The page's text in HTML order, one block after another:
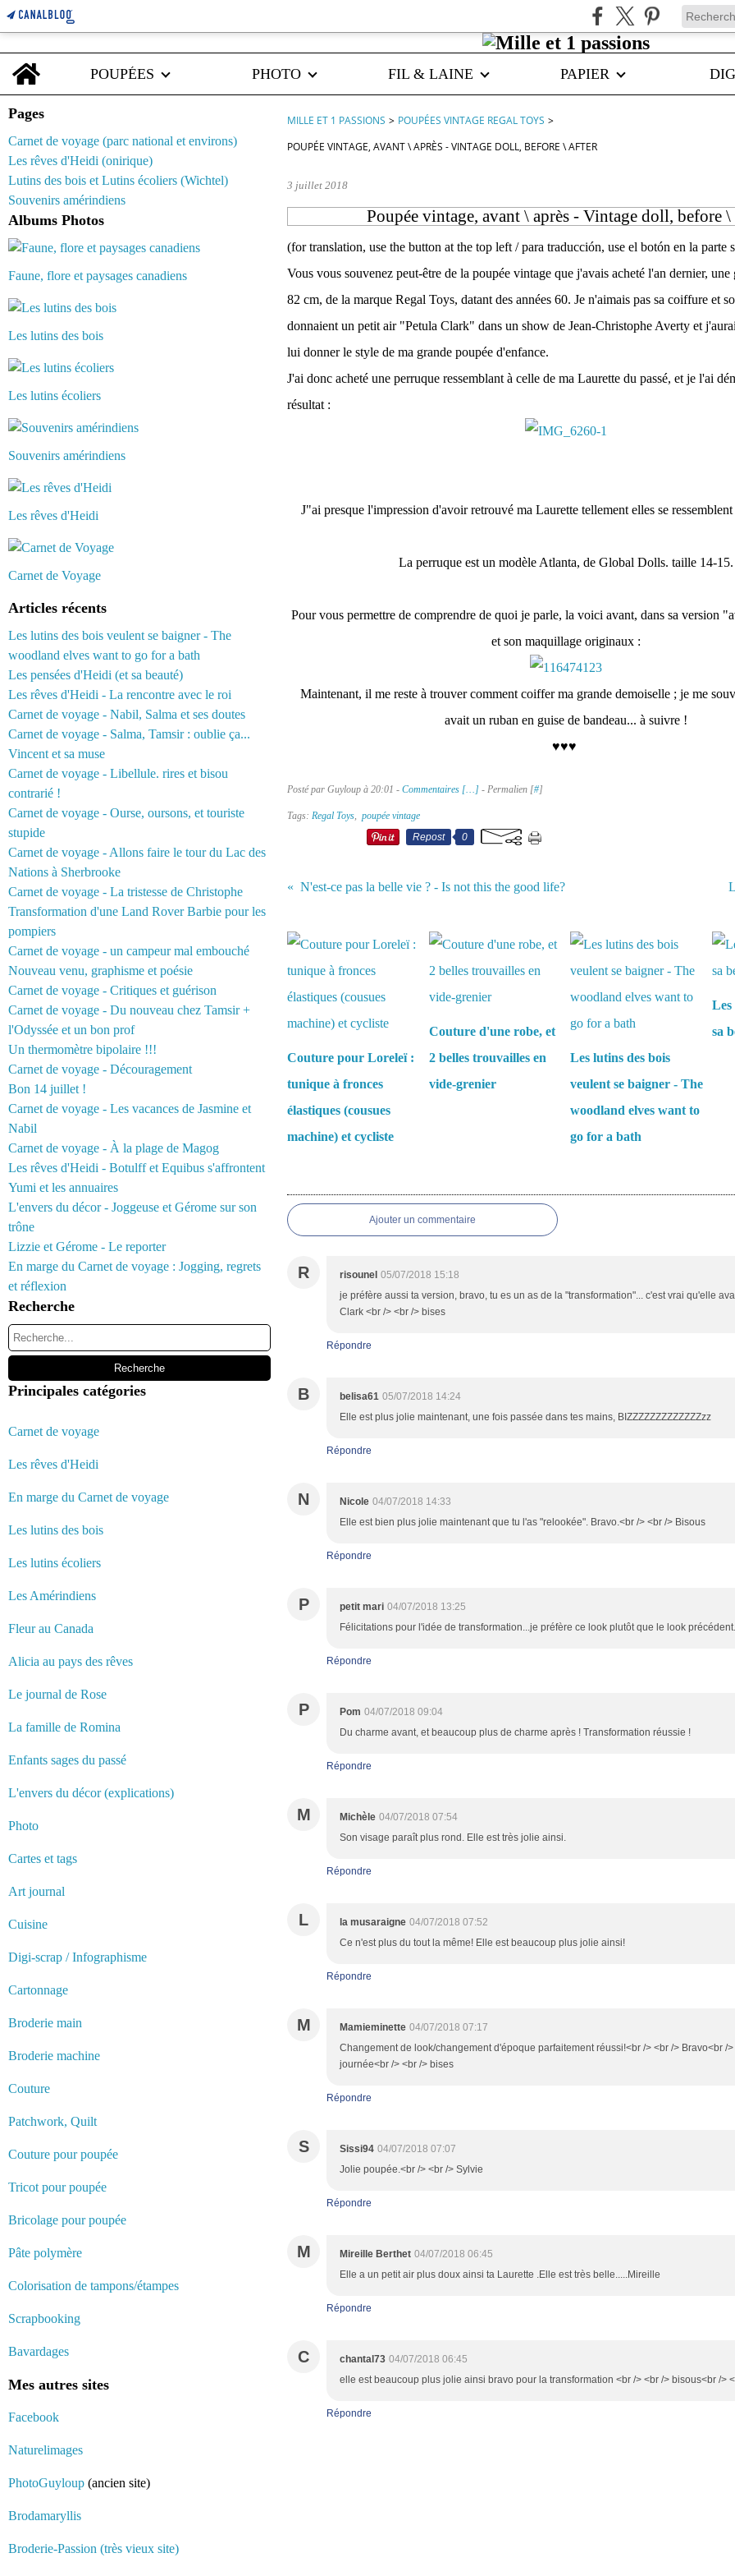
Home
POUPÉES
PHOTO FIL & LAINE PAPIER
Pages
Carnet de voyage (parc national et environs)
Les rêves d'Heidi (onirique)
Lutins des bois et Lutins écoliers (Wichtel)
Souvenirs amérindiens
Albums Photos
Faune, flore et paysages canadiens
Les lutins des bois
Les lutins écoliers
Souvenirs amérindiens
Les rêves d'Heidi
Carnet de Voyage
Articles récents
Les lutins des bois veulent se baigner - The
woodland elves want to go for a bath
Les pensées d'Heidi (et sa beauté)
Les rêves d'Heidi - La rencontre avec le roi
Carnet de voyage - Nabil, Salma et ses doutes
Carnet de voyage - Salma, Tamsir : oublie ça...
Vincent et sa muse
Carnet de voyage - Libellule. rires et bisou
contrarié !
Carnet de voyage - Ourse, oursons, et touriste
stupide
Carnet de voyage - Allons faire le tour du Lac des
Nations à Sherbrooke
Carnet de voyage - La tristesse de Christophe
Transformation d'une Land Rover Barbie pour les
pompiers
Carnet de voyage - un campeur mal embouché
Nouveau venu, graphisme et poésie
Carnet de voyage - Critiques et guérison
Carnet de voyage - Du nouveau chez Tamsir +
l'Odyssée et un bon prof
Un thermomètre bipolaire !!!
Carnet de voyage - Découragement
Bon 14 juillet !
Carnet de voyage - Les vacances de Jasmine et
Nabil
Carnet de voyage - À la plage de Magog
Les rêves d'Heidi - Botulff et Equibus s'affrontent
Yumi et les annuaires
L'envers du décor - Joggeuse et Gérome sur son
trône
Lizzie et Gérome - Le reporter
En marge du Carnet de voyage : Jogging, regrets
et réflexion
Recherche
Principales catégories
Carnet de voyage
Les rêves d'Heidi
En marge du Carnet de voyage
Les lutins des bois
Les lutins écoliers
Les Amérindiens
Fleur au Canada
Alicia au pays des rêves
Le journal de Rose
La famille de Romina
Enfants sages du passé
L'envers du décor (explications)
Photo
Cartes et tags
Art journal
Cuisine
Digi-scrap / Infographisme
Cartonnage
Broderie main
Broderie machine
Couture
Patchwork, Quilt
Couture pour poupée
Tricot pour poupée
Bricolage pour poupée
Pâte polymère
Colorisation de tampons/étampes
Scrapbooking
Bavardages
Mes autres sites
Facebook
Naturelimages
PhotoGuyloup (ancien site)
Brodamaryllis
Broderie-Passion (très vieux site)
MILLE ET 1 PASSIONS > POUPÉES VINTAGE REGAL TOYS >
POUPÉE VINTAGE, AVANT \ APRÈS - VINTAGE DOLL, BEFORE \ AFTER
3 juillet 2018
Poupée vintage, avant \ après - Vintage doll, before \
(for translation, use the button at the top left / para traducción, use el botón en la parte
Vous vous souvenez peut-être de la poupée vintage que j'avais acheté l'an dernier, une
82 cm, de la marque Regal Toys, datant des années 60. Je n'aimais pas sa coiffure et
donnaient un petit air "Petula Clark" dans un show de Jean-Christophe Averty et
lui donner le style de ma grande poupée d'enfance.
J'ai donc acheté une perruque ressemblant à celle de ma Laurette du passé, et je l'ai
résultat :
J"ai presque l'impression d'avoir retrouvé ma Laurette tellement elles se ressemblent
La perruque est un modèle Atlanta, de Global Dolls. taille 14-15.
Pour vous permettre de comprendre de quoi je parle, la voici avant, dans sa version
et son maquillage originaux :
Maintenant, il me reste à trouver comment coiffer ma grande demoiselle ; je me
avait un ruban en guise de bandeau... à suivre !
♥♥♥
Posté par Guyloup à 20:01 - Commentaires […] - Permalien [#]
Tags: Regal Toys, poupée vintage
Repost
0
N'est-ce pas la belle vie ? - Is not this the good life?
Couture pour Loreleï :
tunique à fronces
élastiques (cousues
machine) et cycliste
Couture d'une robe, et
2 belles trouvailles en
vide-grenier
Les lutins des bois
veulent se baigner - The
woodland elves want to
go for a bath
Les
sa
Ajouter un commentaire
R risounel 05/07/2018 15:18
je préfère aussi ta version, bravo, tu es un as de la "transformation"... c'est vrai qu'elle
Clark <br /> <br /> bises
Répondre
B belisa61 05/07/2018 14:24
Elle est plus jolie maintenant, une fois passée dans tes mains, BIZZZZZZZZZZZZZzz
Répondre
N Nicole 04/07/2018 14:33
Elle est bien plus jolie maintenant que tu l'as "relookée". Bravo.<br /> <br /> Bisous
Répondre
P petit mari 04/07/2018 13:25
Félicitations pour l'idée de transformation...je préfère ce look plutôt que le look
Répondre
P Pom 04/07/2018 09:04
Du charme avant, et beaucoup plus de charme après ! Transformation réussie !
Répondre
M Michèle 04/07/2018 07:54
Son visage paraît plus rond. Elle est très jolie ainsi.
Répondre
L la musaraigne 04/07/2018 07:52
Ce n'est plus du tout la même! Elle est beaucoup plus jolie ainsi!
Répondre
M Mamieminette 04/07/2018 07:17
Changement de look/changement d'époque parfaitement réussi!<br /> <br /> Bravo<br /
journée<br /> <br /> bises
Répondre
S Sissi94 04/07/2018 07:07
Jolie poupée.<br /> <br /> Sylvie
Répondre
M Mireille Berthet 04/07/2018 06:45
Elle a un petit air plus doux ainsi ta Laurette .Elle est très belle.....Mireille
Répondre
C chantal73 04/07/2018 06:45
elle est beaucoup plus jolie ainsi bravo pour la transformation <br /> <br /> bisous<br />
Répondre